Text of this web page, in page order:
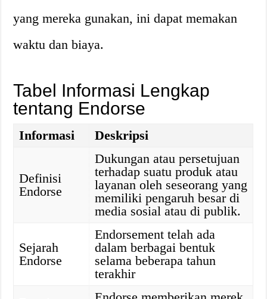
yang mereka gunakan, ini dapat memakan
waktu dan biaya.
Tabel Informasi Lengkap
tentang Endorse
Informasi Deskripsi
Definisi
Endorse
Dukungan atau persetujuan
terhadap suatu produk atau
layanan oleh seseorang yang
memiliki pengaruh besar di
media sosial atau di publik.
Sejarah
Endorse
Endorsement telah ada
dalam berbagai bentuk
selama beberapa tahun
terakhir